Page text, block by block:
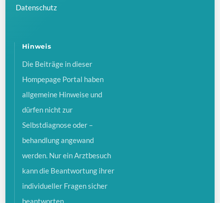
Datenschutz
Hinweis
Die Beiträge in dieser
Hompepage Portal haben
allgemeine Hinweise und
dürfen nicht zur
Selbstdiagnose oder –
behandlung angewand
werden. Nur ein Arztbesuch
kann die Beantwortung ihrer
individueller Fragen sicher